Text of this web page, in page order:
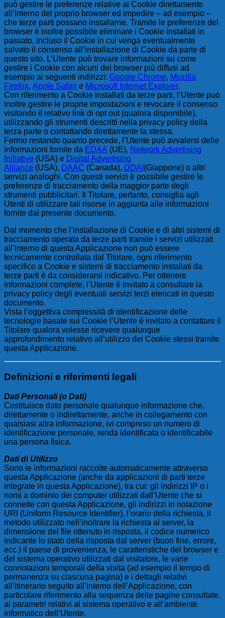
può gestire le preferenze relative ai Cookie direttamente
all’interno del proprio browser ed impedire – ad esempio –
che terze parti possano installarne. Tramite le preferenze del
browser è inoltre possibile eliminare i Cookie installati in
passato, incluso il Cookie in cui venga eventualmente
salvato il consenso all’installazione di Cookie da parte di
questo sito. L’Utente può trovare informazioni su come
gestire i Cookie con alcuni dei browser più diffusi ad
esempio ai seguenti indirizzi: Google Chrome, Mozilla
Firefox, Apple Safari e Microsoft Internet Explorer.
Con riferimento a Cookie installati da terze parti, l’Utente può
inoltre gestire le proprie impostazioni e revocare il consenso
visitando il relativo link di opt out (qualora disponibile),
utilizzando gli strumenti descritti nella privacy policy della
terza parte o contattando direttamente la stessa.
Fermo restando quanto precede, l’Utente può avvalersi delle
informazioni fornite da EDAA (UE), Network Advertising
Initiative (USA) e Digital Advertising
Alliance (USA), DAAC (Canada), DDAI (Giappone) o altri
servizi analoghi. Con questi servizi è possibile gestire le
preferenze di tracciamento della maggior parte degli
strumenti pubblicitari. Il Titolare, pertanto, consiglia agli
Utenti di utilizzare tali risorse in aggiunta alle informazioni
fornite dal presente documento.
Dal momento che l’installazione di Cookie e di altri sistemi di
tracciamento operata da terze parti tramite i servizi utilizzati
all’interno di questa Applicazione non può essere
tecnicamente controllata dal Titolare, ogni riferimento
specifico a Cookie e sistemi di tracciamento installati da
terze parti è da considerarsi indicativo. Per ottenere
informazioni complete, l’Utente è invitato a consultare la
privacy policy degli eventuali servizi terzi elencati in questo
documento.
Vista l’oggettiva complessità di identificazione delle
tecnologie basate sui Cookie l’Utente è invitato a contattare il
Titolare qualora volesse ricevere qualunque
approfondimento relativo all’utilizzo dei Cookie stessi tramite
questa Applicazione.
Definizioni e riferimenti legali
Dati Personali (o Dati)
Costituisce dato personale qualunque informazione che,
direttamente o indirettamente, anche in collegamento con
qualsiasi altra informazione, ivi compreso un numero di
identificazione personale, renda identificata o identificabile
una persona fisica.
Dati di Utilizzo
Sono le informazioni raccolte automaticamente attraverso
questa Applicazione (anche da applicazioni di parti terze
integrate in questa Applicazione), tra cui: gli indirizzi IP o i
nomi a dominio dei computer utilizzati dall’Utente che si
connette con questa Applicazione, gli indirizzi in notazione
URI (Uniform Resource Identifier), l’orario della richiesta, il
metodo utilizzato nell’inoltrare la richiesta al server, la
dimensione del file ottenuto in risposta, il codice numerico
indicante lo stato della risposta dal server (buon fine, errore,
ecc.) il paese di provenienza, le caratteristiche del browser e
del sistema operativo utilizzati dal visitatore, le varie
connotazioni temporali della visita (ad esempio il tempo di
permanenza su ciascuna pagina) e i dettagli relativi
all’itinerario seguito all’interno dell’Applicazione, con
particolare riferimento alla sequenza delle pagine consultate,
ai parametri relativi al sistema operativo e all’ambiente
informatico dell’Utente.